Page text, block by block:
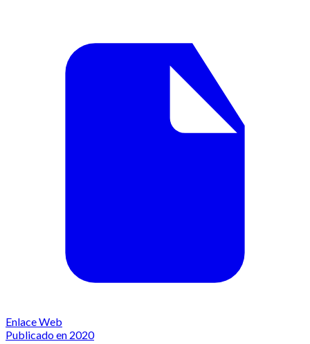
Enlace Web
Publicado en 2020